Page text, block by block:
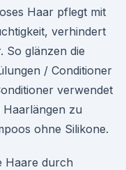
Haar pflegt mit
verhindert
So glänzen die
/ Conditioner
verwendet
zu
ohne Silikone.
Haare durch